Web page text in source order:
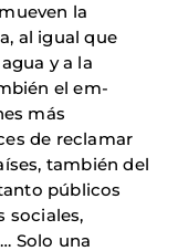
la
al igual que
y a la
el em­
más
de reclamar
también del
públicos
sociales,
Solo una